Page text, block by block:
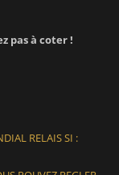
pas à coter !
RELAIS SI :